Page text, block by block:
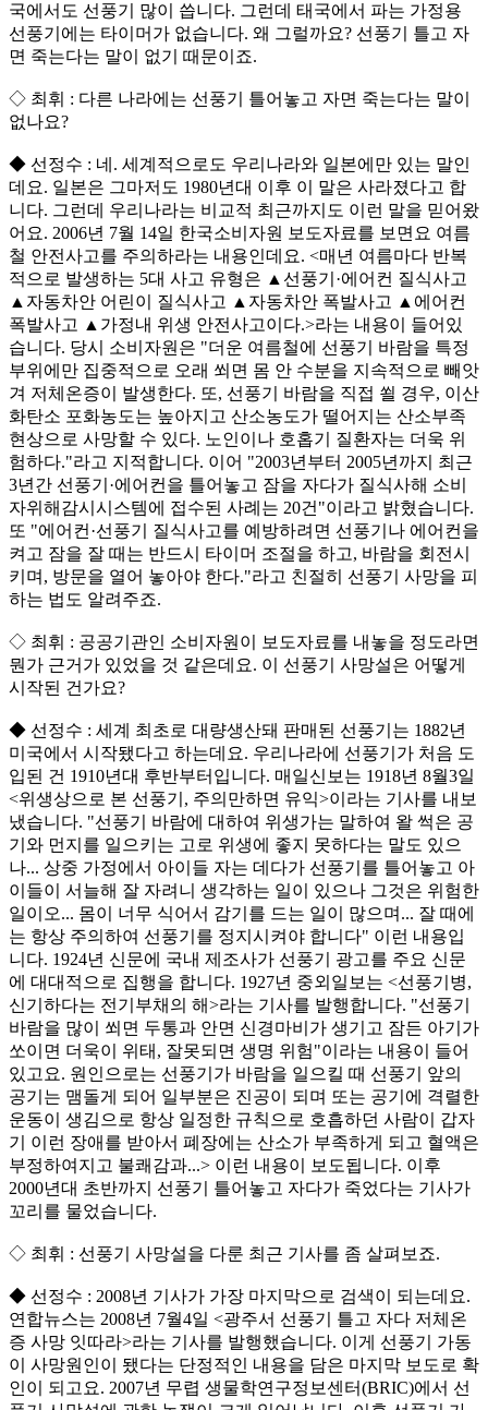
국에서도 선풍기 많이 씁니다. 그런데 태국에서 파는 가정용
선풍기에는 타이머가 없습니다. 왜 그럴까요? 선풍기 틀고 자
면 죽는다는 말이 없기 때문이죠.
◇ 최휘 : 다른 나라에는 선풍기 틀어놓고 자면 죽는다는 말이
없나요?
◆ 선정수 : 네. 세계적으로도 우리나라와 일본에만 있는 말인
데요. 일본은 그마저도 1980년대 이후 이 말은 사라졌다고 합
니다. 그런데 우리나라는 비교적 최근까지도 이런 말을 믿어왔
어요. 2006년 7월 14일 한국소비자원 보도자료를 보면요 여름
철 안전사고를 주의하라는 내용인데요. <매년 여름마다 반복
적으로 발생하는 5대 사고 유형은 ▲선풍기·에어컨 질식사고
▲자동차안 어린이 질식사고 ▲자동차안 폭발사고 ▲에어컨
폭발사고 ▲가정내 위생 안전사고이다.>라는 내용이 들어있
습니다. 당시 소비자원은 "더운 여름철에 선풍기 바람을 특정
부위에만 집중적으로 오래 쐬면 몸 안 수분을 지속적으로 빼앗
겨 저체온증이 발생한다. 또, 선풍기 바람을 직접 쐴 경우, 이산
화탄소 포화농도는 높아지고 산소농도가 떨어지는 산소부족
현상으로 사망할 수 있다. 노인이나 호홉기 질환자는 더욱 위
험하다."라고 지적합니다. 이어 "2003년부터 2005년까지 최근
3년간 선풍기·에어컨을 틀어놓고 잠을 자다가 질식사해 소비
자위해감시시스템에 접수된 사례는 20건"이라고 밝혔습니다.
또 "에어컨·선풍기 질식사고를 예방하려면 선풍기나 에어컨을
켜고 잠을 잘 때는 반드시 타이머 조절을 하고, 바람을 회전시
키며, 방문을 열어 놓아야 한다."라고 친절히 선풍기 사망을 피
하는 법도 알려주죠.
◇ 최휘 : 공공기관인 소비자원이 보도자료를 내놓을 정도라면
뭔가 근거가 있었을 것 같은데요. 이 선풍기 사망설은 어떻게
시작된 건가요?
◆ 선정수 : 세계 최초로 대량생산돼 판매된 선풍기는 1882년
미국에서 시작됐다고 하는데요. 우리나라에 선풍기가 처음 도
입된 건 1910년대 후반부터입니다. 매일신보는 1918년 8월3일
<위생상으로 본 선풍기, 주의만하면 유익>이라는 기사를 내보
냈습니다. "선풍기 바람에 대하여 위생가는 말하여 왈 썩은 공
기와 먼지를 일으키는 고로 위생에 좋지 못하다는 말도 있으
나... 상중 가정에서 아이들 자는 데다가 선풍기를 틀어놓고 아
이들이 서늘해 잘 자려니 생각하는 일이 있으나 그것은 위험한
일이오... 몸이 너무 식어서 감기를 드는 일이 많으며... 잘 때에
는 항상 주의하여 선풍기를 정지시켜야 합니다" 이런 내용입
니다. 1924년 신문에 국내 제조사가 선풍기 광고를 주요 신문
에 대대적으로 집행을 합니다. 1927년 중외일보는 <선풍기병,
신기하다는 전기부채의 해>라는 기사를 발행합니다. "선풍기
바람을 많이 쐬면 두통과 안면 신경마비가 생기고 잠든 아기가
쏘이면 더욱이 위태, 잘못되면 생명 위험"이라는 내용이 들어
있고요. 원인으로는 선풍기가 바람을 일으킬 때 선풍기 앞의
공기는 맴돌게 되어 일부분은 진공이 되며 또는 공기에 격렬한
운동이 생김으로 항상 일정한 규칙으로 호흡하던 사람이 갑자
기 이런 장애를 받아서 폐장에는 산소가 부족하게 되고 혈액은
부정하여지고 불쾌감과...> 이런 내용이 보도됩니다. 이후
2000년대 초반까지 선풍기 틀어놓고 자다가 죽었다는 기사가
꼬리를 물었습니다.
◇ 최휘 : 선풍기 사망설을 다룬 최근 기사를 좀 살펴보죠.
◆ 선정수 : 2008년 기사가 가장 마지막으로 검색이 되는데요.
연합뉴스는 2008년 7월4일 <광주서 선풍기 틀고 자다 저체온
증 사망 잇따라>라는 기사를 발행했습니다. 이게 선풍기 가동
이 사망원인이 됐다는 단정적인 내용을 담은 마지막 보도로 확
인이 되고요. 2007년 무렵 생물학연구정보센터(BRIC)에서 선